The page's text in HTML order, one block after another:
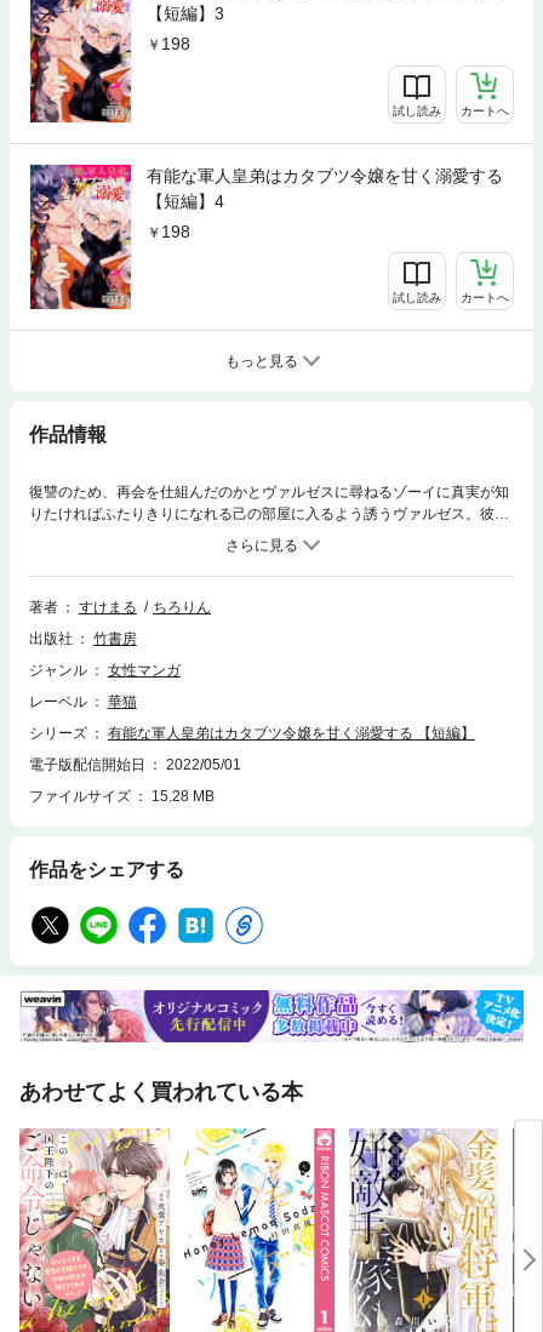
【短編】3
198
試し読み カートへ
有能な軍人皇弟はカタブツ令嬢を甘く溺愛する
【短編】4
198
試し読み カートへ
もっと見る
作品情報
復讐のため、再会を仕組んだのかとヴァルゼスに尋ねるゾーイに真実が知
りたければふたりきりになれる己の部屋に入るよう誘うヴァルゼス。彼の
言葉に乗り訪れたそこでゾーイが聞かされたのはまさかの再告白宣言で―
著者 すけまる
ちろりん
出版社
竹書房
ジャンル
女性マンガ
レーベル
華猫
シリーズ
有能な軍人皇弟はカタブツ令嬢を甘く溺愛する 【短編】
電子版配信開始日
2022/05/01
ファイルサイズ
15.28 MB
作品をシェアする
あわせてよく買われている本